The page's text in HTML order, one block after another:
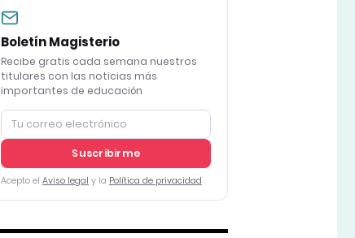
Boletín Magisterio
Recibe gratis cada semana nuestros
titulares con las noticias más
importantes de educación
Suscribirme
Acepto el Aviso legal y la Política de privacidad